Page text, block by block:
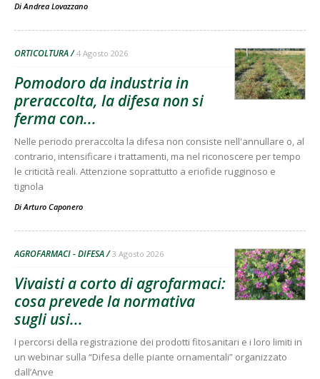
Di Andrea Lovazzano
ORTICOLTURA 4 Agosto 2026
Pomodoro da industria in
preraccolta, la difesa non si
ferma con...
Nelle periodo preraccolta la difesa non consiste nell'annullare o, al
contrario, intensificare i trattamenti, ma nel riconoscere per tempo
le criticità reali. Attenzione soprattutto a eriofide rugginoso e
tignola
Di Arturo Caponero
AGROFARMACI - DIFESA 3 Agosto 2026
Vivaisti a corto di agrofarmaci:
cosa prevede la normativa
sugli usi...
I percorsi della registrazione dei prodotti fitosanitari e i loro limiti in
un webinar sulla “Difesa delle piante ornamentali” organizzato
dall’Anve